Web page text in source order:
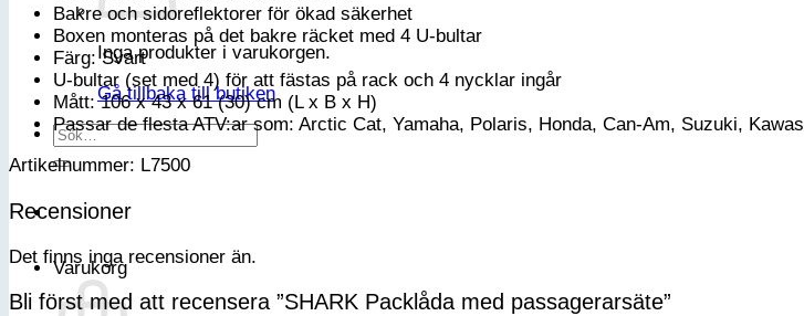
Inga produkter i varukorgen.
Gå tillbaka till butiken
Sök
efter:
Varukorg
Bakre och sidoreflektorer för ökad säkerhet
Boxen monteras på det bakre räcket med 4 U-bultar
Färg: Svart
U-bultar (set med 4) för att fästas på rack och 4 nycklar ingår
Mått: 106 x 43 x 61 (30) cm (L x B x H)
Passar de flesta ATV:ar som: Arctic Cat, Yamaha, Polaris, Honda, Can-Am, Suzuki,
Artikelnummer: L7500
Recensioner
Det finns inga recensioner än.
Bli först med att recensera ”SHARK Packlåda med passagerarsäte”